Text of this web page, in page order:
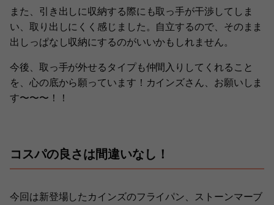
また、引き出しに収納する際にも取っ手が干渉してしま
い、取り出しにくく感じました。自立するので、そのまま
出しっぱなし収納にするのがいいかもしれません。
今後、取っ手が外せるタイプも仲間入りしてくれること
を、心の底から願っています！カインズさん、お願いしま
す〜〜〜！！
コスパの良さは間違いなし！
今回は新登場したカインズのフライパン、ストーンマーブ